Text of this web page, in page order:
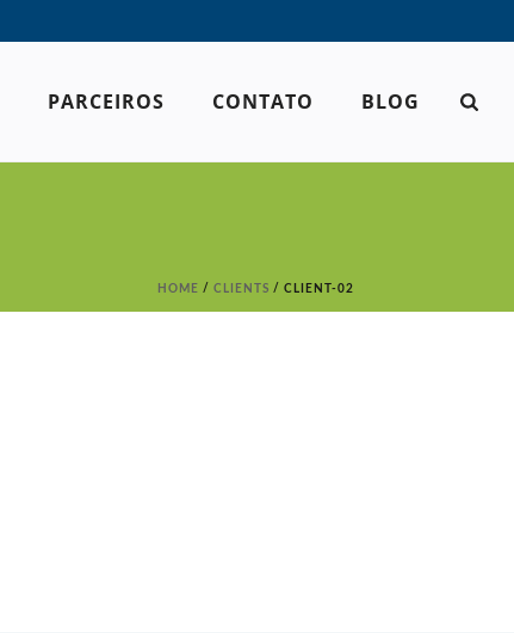
PARCEIROS CONTATO BLOG
HOME / CLIENTS / CLIENT-02